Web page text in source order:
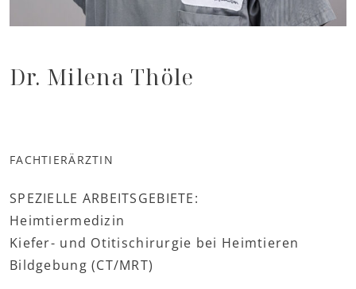
Dr. Milena Thöle
FACHTIERÄRZTIN
SPEZIELLE ARBEITSGEBIETE:
Heimtiermedizin
Kiefer- und Otitischirurgie bei Heimtieren
Bildgebung (CT/MRT)